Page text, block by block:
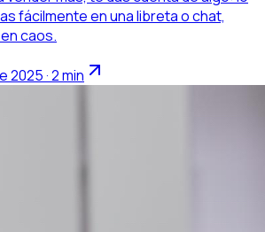
fácilmente en una libreta o chat,
caos.
· 2 min